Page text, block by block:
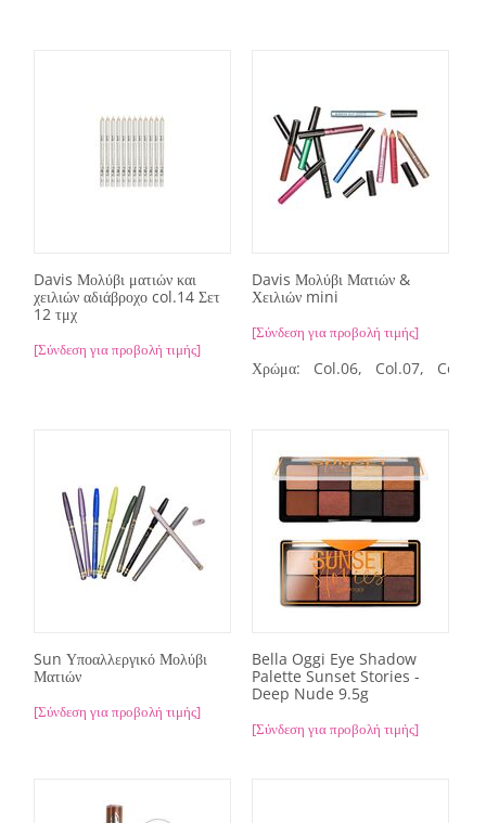
Davis Μολύβι ματιών και
χειλιών αδιάβροχο col.14 Σετ
12 τμχ
[Σύνδεση για προβολή τιμής]
Davis Μολύβι Ματιών &
Χειλιών mini
[Σύνδεση για προβολή τιμής]
Χρώμα: Col.06, Col.07,
Sun Υποαλλεργικό Μολύβι
Ματιών
[Σύνδεση για προβολή τιμής]
Bella Oggi Eye Shadow
Palette Sunset Stories -
Deep Nude 9.5g
[Σύνδεση για προβολή τιμής]